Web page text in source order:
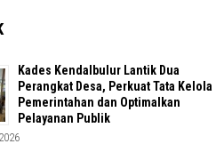
Kades Kendalbulur Lantik Dua
Perangkat Desa, Perkuat Tata Kelola
Pemerintahan dan Optimalkan
Pelayanan Publik